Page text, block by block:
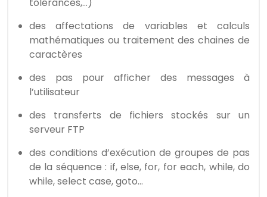
des affectations de variables et calculs
mathématiques ou traitement des chaines de
caractères
des pas pour afficher des messages à
l’utilisateur
des transferts de fichiers stockés sur un
serveur FTP
des conditions d’exécution de groupes de pas
de la séquence : if, else, for, for each, while, do
while, select case, goto…